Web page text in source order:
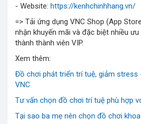
- Website: https://kenhchinhhang.vn/
=> Tải ứng dụng VNC Shop (App
nhận khuyến mãi và đặc biệt nhiều
thành thành viên VIP.
Xem thêm:
Đồ chơi phát triển trí tuệ, giảm
VNC
Tư vấn chọn đồ chơi trí tuệ phù hợp
Tại sao ba mẹ nên chọn đồ chơi